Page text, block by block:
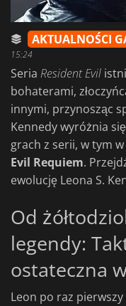
AKTUALNOŚCI
15:24
Seria Resident Evil
bohaterami,
innymi, przynosząc
Kennedy wyróżnia
grach z serii, w tym
Evil Requiem.
ewolucję Leona S.
Od
legendy:
ostateczna
Leon po raz